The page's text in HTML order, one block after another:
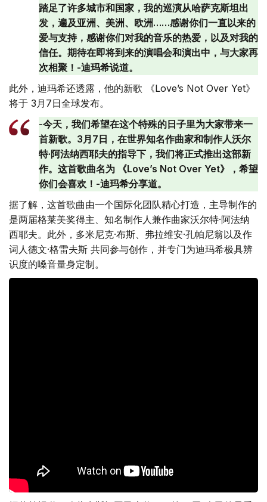
踏足了许多城市和国家，我的巡演从哈萨克斯坦出
发，遍及亚洲、美洲、欧洲……感谢你们一直以来的
爱与支持，感谢你们对我的音乐的热爱，以及对我的
信任。期待在即将到来的演唱会和演出中，与大家再
次相聚！-迪玛希说道。
此外，迪玛希还透露，他的新歌 《Love’s Not Over Yet》
将于 3月7日全球发布。
-今天，我们希望在这个特殊的日子里为大家带来一
首新歌。3月7日，在世界知名作曲家和制作人沃尔
特·阿法纳西耶夫的指导下，我们将正式推出这部新
作。这首歌曲名为 《Love’s Not Over Yet》，希望
你们会喜欢！-迪玛希分享道。
据了解，这首歌曲由一个国际化团队精心打造，主导制作的
是两届格莱美奖得主、知名制作人兼作曲家沃尔特·阿法纳
西耶夫。此外，多米尼克·布斯、弗拉维安·孔帕尼翁以及作
词人德文·格雷夫斯 共同参与创作，并专门为迪玛希极具辨
识度的嗓音量身定制。